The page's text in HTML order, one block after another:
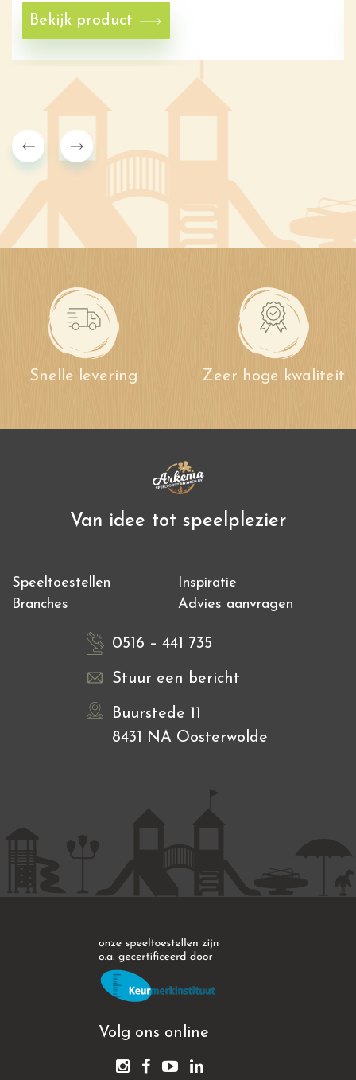
Bekijk product
Snelle levering Zeer hoge kwaliteit
Van idee tot speelplezier
Speeltoestellen
Inspiratie
Branches
Advies aanvragen
0516 – 441 735
Stuur een bericht
Buurstede 11
8431 NA Oosterwolde
Volg ons online